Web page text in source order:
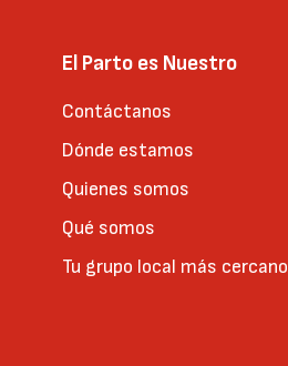
El Parto es Nuestro
Contáctanos
Dónde estamos
Quienes somos
Qué somos
Tu grupo local más cercano